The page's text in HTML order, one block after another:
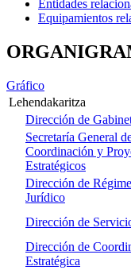
Entidades
Equipamientos
Gráfico
Lehendakaritza
Dirección de
Secretaría General
Coordinación y
Estratégicos
Dirección de
Jurídico
Dirección de
Dirección de
Estratégica